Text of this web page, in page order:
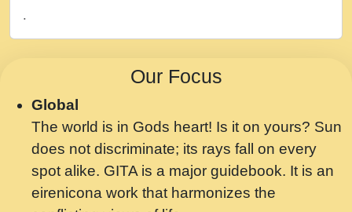
Chahe Ram Ho Chahe Shyam Ho.mp3
मझ अपन जवन बनन न आय, रठ हर क मनन न आय
Shri ravinandan shastri ji maharaj.mp3
मन अशांत मंत्र जाप - गीता प्रेरणा -Swami
Gyananand Ji Maharaj.mp3
.
Our Focus
Global
The world is in Gods heart! Is it on yours? Sun
does not discriminate; its rays fall on every
spot alike. GITA is a major guidebook. It is an
eirenicona work that harmonizes the